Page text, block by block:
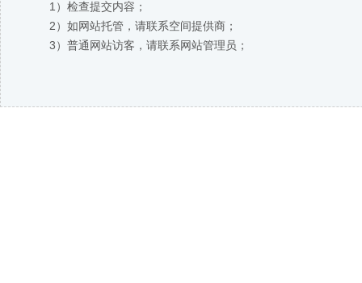
1）检查提交内容；
2）如网站托管，请联系空间提供商；
3）普通网站访客，请联系网站管理员；